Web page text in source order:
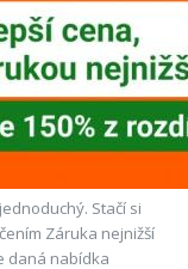
Stačí si
Záruka nejnižší
daná nabídka